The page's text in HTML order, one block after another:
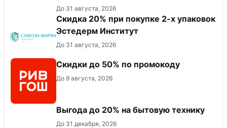
До 31 августа, 2026
Скидка 20% при покупке 2-х упаковок
Эстедерм Институт
До 31 августа, 2026
Скидки до 50% по промокоду
До 9 августа, 2026
Выгода до 20% на бытовую технику
До 31 декабря, 2026